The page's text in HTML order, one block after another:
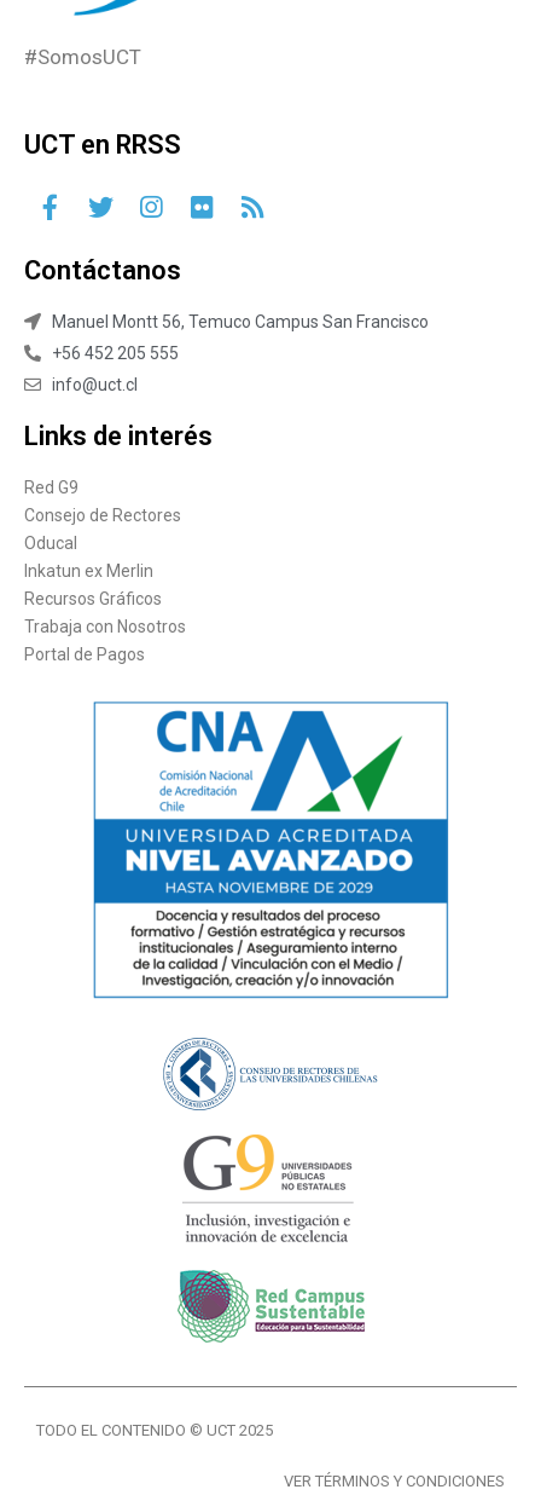
#SomosUCT
UCT en RRSS
Contáctanos
Manuel Montt 56, Temuco Campus San Francisco
+56 452 205 555
info@uct.cl
Links de interés
Red G9
Consejo de Rectores
Oducal
Inkatun ex Merlin
Recursos Gráficos
Trabaja con Nosotros
Portal de Pagos
TODO EL CONTENIDO © UCT 2025
VER TÉRMINOS Y CONDICIONES